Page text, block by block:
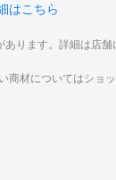
はこちら
ります。詳細は店舗
材についてはショ